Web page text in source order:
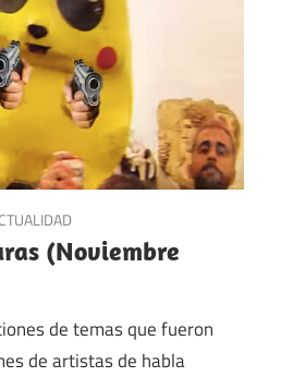
(Noviembre
de temas que fueron
de artistas de habla